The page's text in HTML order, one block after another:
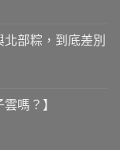
北部粽，到底差別
嗎？】